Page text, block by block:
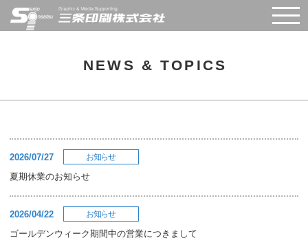
content
NEWS & TOPICS
2026/07/27 お知らせ
夏期休業のお知らせ
2026/04/22 お知らせ
ゴールデンウィーク期間中の営業につきまして